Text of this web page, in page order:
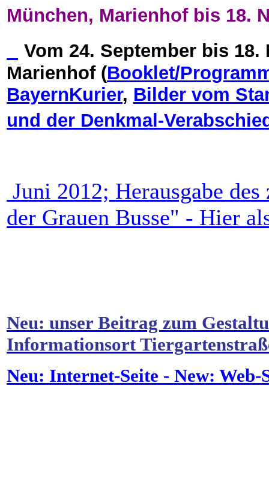
München, Marienhof bis 18.
Vom 24. September bis
Marienhof (Booklet/
BayernKurier, Bilder vom
und der Denkmal-
Juni 2012; Herausgabe
der Grauen Busse" - Hier
Neu: unser Beitrag zum
Informationsort
Neu: Internet-Seite - New: